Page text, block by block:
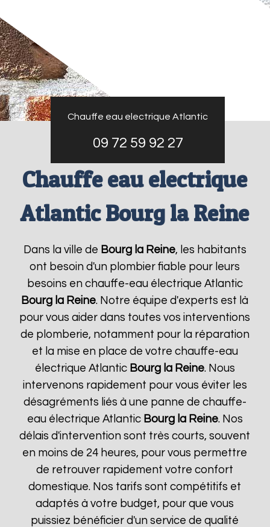
Chauffe eau electrique Atlantic
09 72 59 92 27
Chauffe eau electrique
Atlantic Bourg la Reine
Dans la ville de Bourg la Reine, les habitants
ont besoin d'un plombier fiable pour leurs
besoins en chauffe-eau électrique Atlantic
Bourg la Reine. Notre équipe d'experts est là
pour vous aider dans toutes vos interventions
de plomberie, notamment pour la réparation
et la mise en place de votre chauffe-eau
électrique Atlantic Bourg la Reine. Nous
intervenons rapidement pour vous éviter les
désagréments liés à une panne de chauffe-
eau électrique Atlantic Bourg la Reine. Nos
délais d'intervention sont très courts, souvent
en moins de 24 heures, pour vous permettre
de retrouver rapidement votre confort
domestique. Nos tarifs sont compétitifs et
adaptés à votre budget, pour que vous
puissiez bénéficier d'un service de qualité